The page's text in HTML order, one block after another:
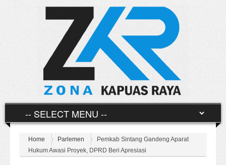
Home Parlemen
Pemkab Sintang Gandeng Aparat
Hukum Awasi Proyek, DPRD Beri Apresiasi